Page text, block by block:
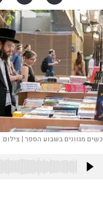
מגוונים בשבוע הספר | צילום: